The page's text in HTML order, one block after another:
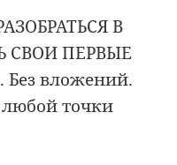
В
СВОИ ПЕРВЫЕ
Без вложений.
любой точки